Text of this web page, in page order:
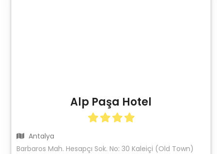
Alp Paşa Hotel
Antalya
Barbaros Mah. Hesapçı Sok. No: 30 Kaleiçi (Old Town)